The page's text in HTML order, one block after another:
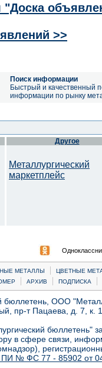
"Доска
>>
Поиск информации
Быстрый и качественный
информации по рынку
Другое
Металлургический
маркетплейс
МЕТАЛЛЫ |
ЦВЕТНЫЕ
| АРХИВ | ПОДПИСКА |
бюллетень, ООО
пр-т Пацаева, д. 7,
бюллетень"
в сфере связи,
ПИ № ФС 77 - 85902 от 04